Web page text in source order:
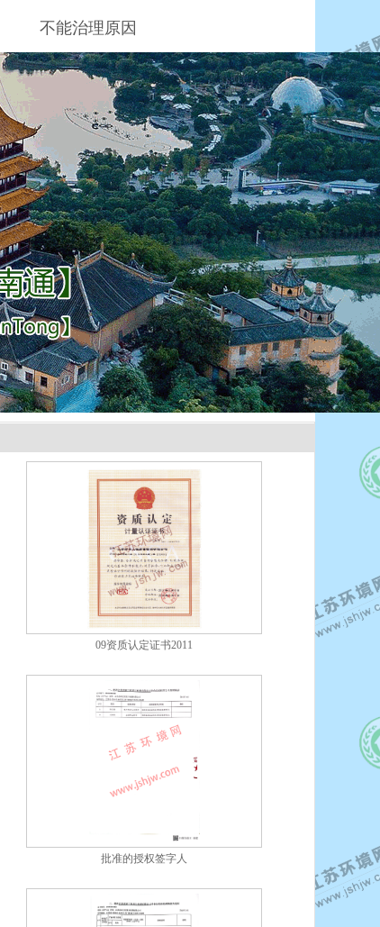
不能治理原因
09资质认定证书2011
批准的授权签字人